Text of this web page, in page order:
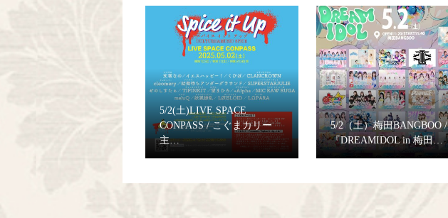
5/2(土)LIVE SPACE
CONPASS / こぐまカリー
主…
5/2（土）梅田BANGBOO /
『DREAMIDOL in 梅田…